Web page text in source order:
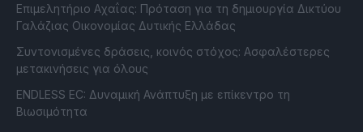
Επιμελητήριο Αχαΐας: Πρόταση για τη δημιουργία Δικτύου
Γαλάζιας Οικονομίας Δυτικής Ελλάδας
Συντονισμένες δράσεις, κοινός στόχος: Ασφαλέστερες
μετακινήσεις για όλους
ENDLESS EC: Δυναμική Ανάπτυξη με επίκεντρο τη
Βιωσιμότητα